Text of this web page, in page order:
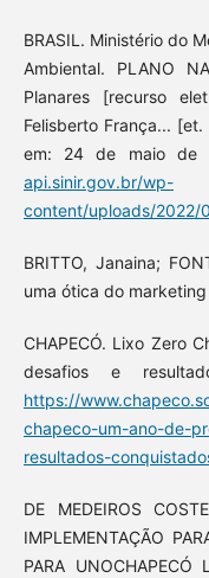
BRASIL. Ministério do
Ambiental. PLANO
Planares [recurso
Felisberto França...
em: 24 de maio de
api.sinir.gov.br/wp-
content/uploads/2022/
BRITTO, Janaina;
uma ótica do
CHAPECÓ. Lixo Zero
desafios e
https://
chapeco-um-ano-de-
resultados-
DE MEDEIROS
IMPLEMENTAÇÃO
PARA